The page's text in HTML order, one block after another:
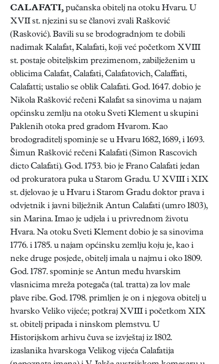
CALAFATI, pučanska obitelj na otoku Hvaru. U
XVII st. njezini su se članovi zvali Rašković
(Rasković). Bavili su se brodogradnjom te dobili
nadimak Kalafat, Kalafati, koji već početkom XVIII
st. postaje obiteljskim prezimenom, zabilježenim u
oblicima Calafat, Calafati, Calafatovich, Calaffati,
Calafatti; ustalio se oblik Calafati. God. 1647. dobio je
Nikola Rašković rečeni Kalafat sa sinovima u najam
općinsku zemlju na otoku Sveti Klement u skupini
Paklenih otoka pred gradom Hvarom. Kao
brodograditelj spominje se u Hvaru 1682, 1689, i 1693.
Šimun Rašković rečeni Kalafati (Simon Rascovich
dicto Calafati). God. 1753. bio je Frano Calafati jedan
od prokuratora puka u Starom Gradu. U XVIII i XIX
st. djelovao je u Hvaru i Starom Gradu doktor prava i
odvjetnik i javni bilježnik Antun Calafati (umro 1803),
sin Marina. Imao je udjela i u privrednom životu
Hvara. Na otoku Sveti Klement dobio je sa sinovima
1776. i 1785. u najam općinsku zemlju koju je, kao i
neke druge posjede, obitelj imala u najmu i oko 1809.
God. 1787. spominje se Antun među hvarskim
vlasnicima mreža potegača (tal. tratta) za lov male
plave ribe. God. 1798. primljen je on i njegova obitelj u
hvarsko Veliko vijeće; potkraj XVIII i početkom XIX
st. obitelj pripada i ninskom plemstvu. U
Historijskom arhivu čuva se izvještaj iz 1802.
izaslanika hvarskoga Velikog vijeća Calafatija